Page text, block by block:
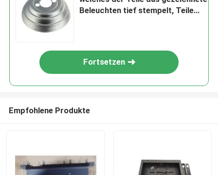
Beleuchten tief stempelt, Teile
Fortsetzen
Empfohlene Produkte